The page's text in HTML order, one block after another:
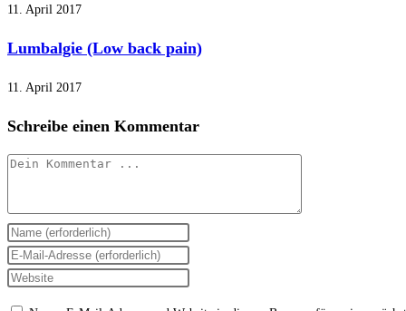
11. April 2017
Lumbalgie (Low back pain)
11. April 2017
Schreibe einen Kommentar
Kommentieren
Gib
deinen
Namen
Gib
deine
Gib